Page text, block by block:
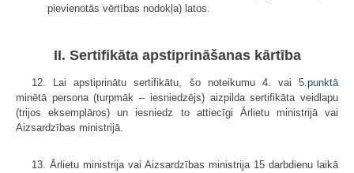
pievienotās vērtības nodokļa) latos.
II. Sertifikāta apstiprināšanas kārtība
12. Lai apstiprinātu sertifikātu, šo noteikumu 4. vai 5.punktā
minētā persona (turpmāk – iesniedzējs) aizpilda sertifikāta veidlapu
(trijos eksemplāros) un iesniedz to attiecīgi Ārlietu ministrijā vai
Aizsardzības ministrijā.
13. Ārlietu ministrija vai Aizsardzības ministrija 15 darbdienu laikā